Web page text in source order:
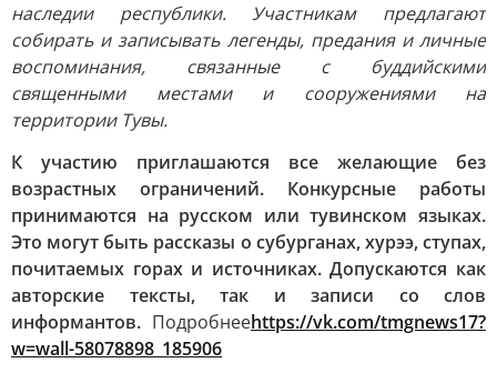
наследии республики. Участникам предлагают
собирать и записывать легенды, предания и личные
воспоминания, связанные с буддийскими
священными местами и сооружениями на
территории Тувы.
К участию приглашаются все желающие без
возрастных ограничений. Конкурсные работы
принимаются на русском или тувинском языках.
Это могут быть рассказы о субурганах, хурээ, ступах,
почитаемых горах и источниках. Допускаются как
авторские тексты, так и записи со слов
информантов. Подробнееhttps://vk.com/tmgnews17?
w=wall-58078898_185906